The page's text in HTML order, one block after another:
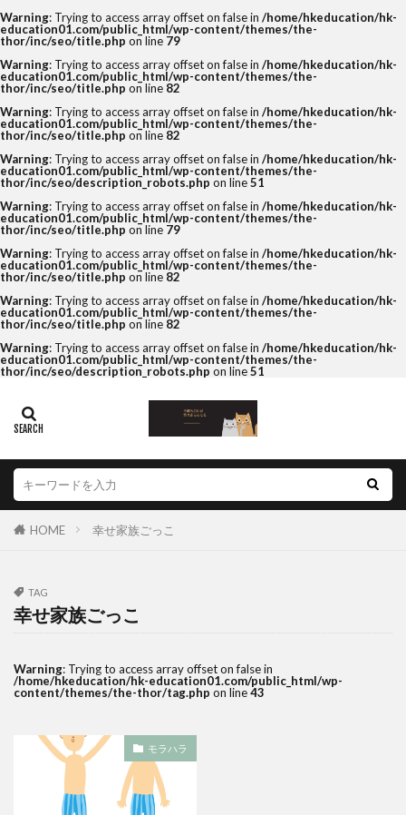
Warning: Trying to access array offset on false in /home/hkeducation/hk-
education01.com/public_html/wp-content/themes/the-
thor/inc/seo/title.php on line 79
Warning: Trying to access array offset on false in /home/hkeducation/hk-
education01.com/public_html/wp-content/themes/the-
thor/inc/seo/title.php on line 82
Warning: Trying to access array offset on false in /home/hkeducation/hk-
education01.com/public_html/wp-content/themes/the-
thor/inc/seo/title.php on line 82
Warning: Trying to access array offset on false in /home/hkeducation/hk-
education01.com/public_html/wp-content/themes/the-
thor/inc/seo/description_robots.php on line51
Warning: Trying to access array offset on false in /home/hkeducation/hk-
education01.com/public_html/wp-content/themes/the-
thor/inc/seo/title.php on line 79
Warning: Trying to access array offset on false in /home/hkeducation/hk-
education01.com/public_html/wp-content/themes/the-
thor/inc/seo/title.php on line 82
Warning: Trying to access array offset on false in /home/hkeducation/hk-
education01.com/public_html/wp-content/themes/the-
thor/inc/seo/title.php on line 82
Warning: Trying to access array offset on false in /home/hkeducation/hk-
education01.com/public_html/wp-content/themes/the-
thor/inc/seo/description_robots.php on line51
HOME 幸せ家族ごっこ
TAG
幸せ家族ごっこ
Warning: Trying to access array offset on false in
/home/hkeducation/hk-education01.com/public_html/wp-
content/themes/the-thor/tag.php on line43
モラハラ